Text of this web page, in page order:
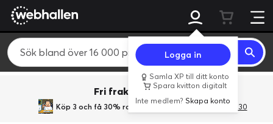
Logga in
Samla XP till ditt konto
Spara kvitton digitalt
Inte medlem?Skapa konto
Fri frakt över 800 kr.
Köp 3 och få 30% rabatt med rabattkoden 3Gives30